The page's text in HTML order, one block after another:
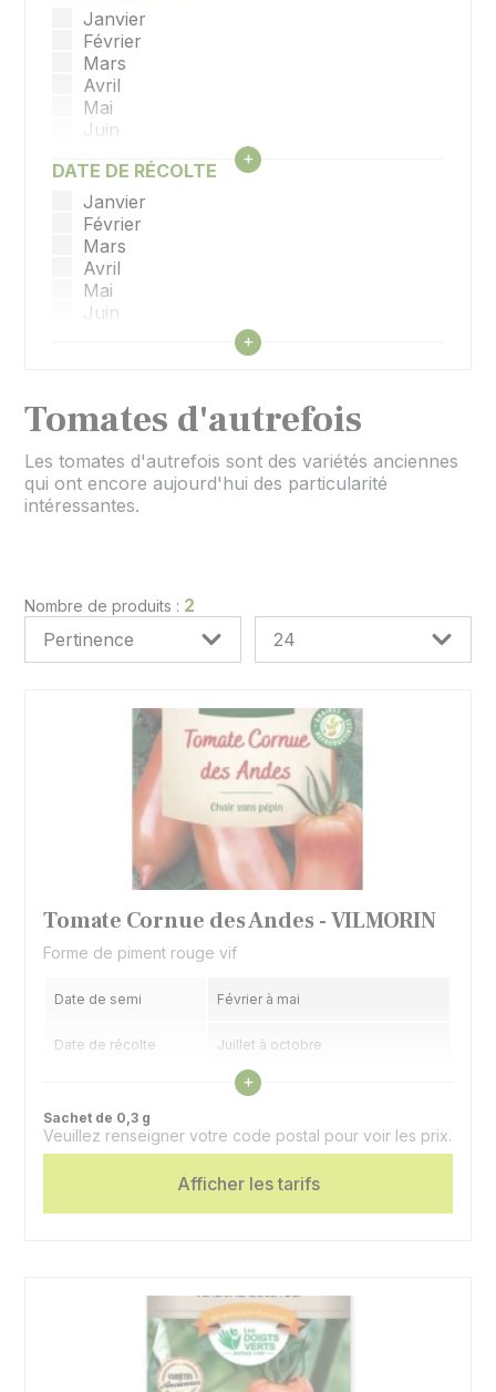
Janvier
Février
Mars
Avril
Mai
Juin
Aout
Septembre
Octobre
Novembre
Décembre
Afficher tous les filtres
+
DATE DE RÉCOLTE
Janvier
Février
Mars
Avril
Mai
Juin
Octobre
Novembre
Afficher tous les filtres
+
Tomates d'autrefois
Les tomates d'autrefois sont des variétés anciennes
qui ont encore aujourd'hui des particularité
intéressantes.
Nombre de produits : 2
Tomate Cornue des Andes - VILMORIN
Forme de piment rouge vif
Date de semi Février à mai
Date de récolte Juillet à octobre
Fruit en forme de piment
Intérêt Chair sans pépin
Voir les caractéristiques
+
Sachet de 0,3 g
Veuillez renseigner votre code postal pour voir les prix.
Afficher les tarifs